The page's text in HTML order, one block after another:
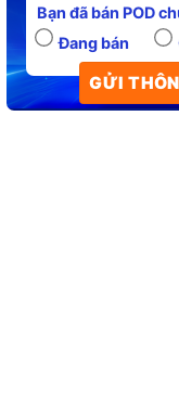
Bạn đã bán POD
Đang bán